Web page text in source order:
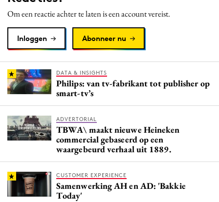
Media
Merkstrategie
Purpose Marketing
Reputatie & crisis
Om een reactie achter te laten is een account vereist.
Inloggen Abonneer nu
DATA & INSIGHTS
Philips: van tv-fabrikant tot publisher op
smart-tv’s
ADVERTORIAL
TBWA\ maakt nieuwe Heineken
commercial gebaseerd op een
waargebeurd verhaal uit 1889.
CUSTOMER EXPERIENCE
Samenwerking AH en AD: 'Bakkie
Today'